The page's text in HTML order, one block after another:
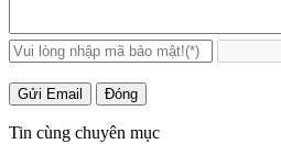
Gửi Email Đóng
Tin cùng chuyên mục